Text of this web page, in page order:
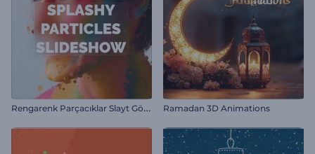
R
engarenk Parçacıklar Slayt Gösterisi Ramadan 3D Animations